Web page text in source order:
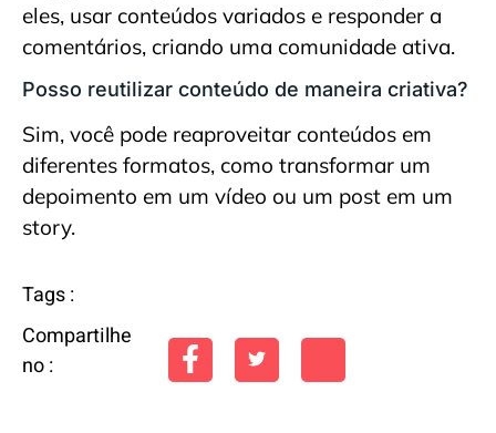
eles, usar conteúdos variados e responder a
comentários, criando uma comunidade ativa.
Posso reutilizar conteúdo de maneira criativa?
Sim, você pode reaproveitar conteúdos em
diferentes formatos, como transformar um
depoimento em um vídeo ou um post em um
story.
Tags :
Compartilhe
no :